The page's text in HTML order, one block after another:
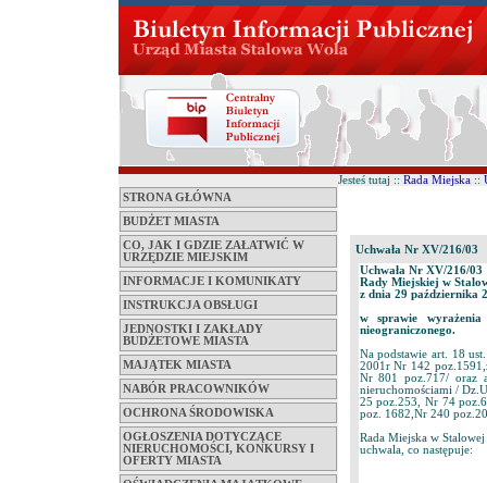
STRONA GŁÓWNA
BUDŻET MIASTA
CO, JAK I GDZIE ZAŁATWIĆ W
URZĘDZIE MIEJSKIM
INFORMACJE I KOMUNIKATY
INSTRUKCJA OBSŁUGI
JEDNOSTKI I ZAKŁADY
BUDŻETOWE MIASTA
MAJĄTEK MIASTA
NABÓR PRACOWNIKÓW
OCHRONA ŚRODOWISKA
OGŁOSZENIA DOTYCZĄCE
NIERUCHOMOŚCI, KONKURSY I
OFERTY MIASTA
Jesteś tutaj :: Rada Miejska ::
Uchwała Nr XV/216/03
Uchwała Nr XV/216/03
Rady Miejskiej w
z dnia 29 października
w sprawie
nieograniczonego.
Na podstawie art. 18
2001r Nr 142
Nr 801 poz.717/ oraz
nieruchomościami /
25 poz.253, Nr 74
poz. 1682,Nr 240
Rada Miejska w
uchwala, co następuje: